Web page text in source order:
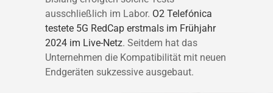
ausschließlich im Labor. O2 Telefónica
testete 5G RedCap erstmals im Frühjahr
2024 im Live-Netz. Seitdem hat das
Unternehmen die Kompatibilität mit neuen
Endgeräten sukzessive ausgebaut.